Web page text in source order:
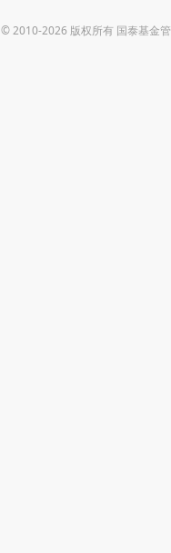
© 2010-2026 版权所有 国泰基金